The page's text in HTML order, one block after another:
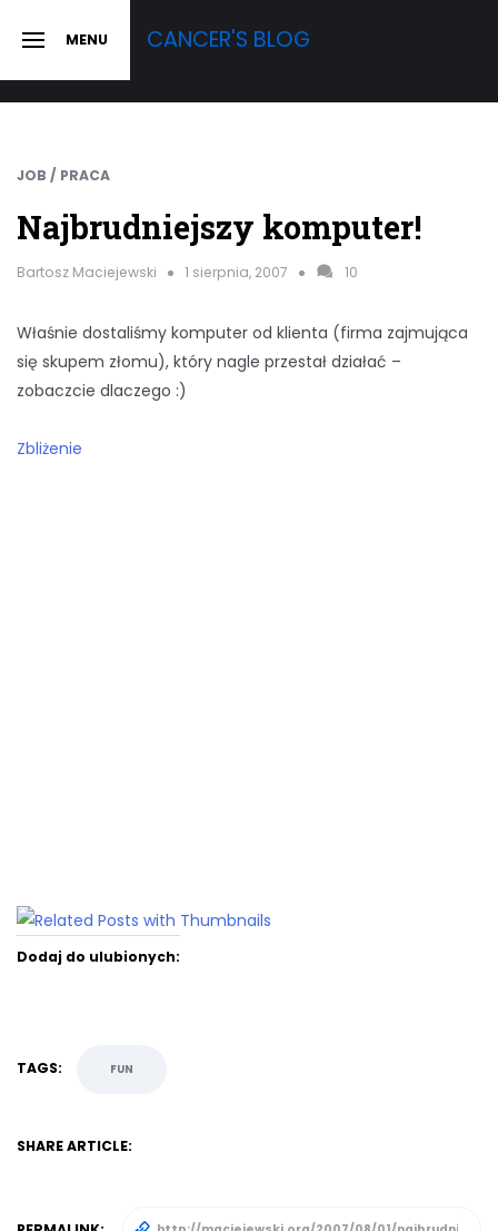
SLIDE MENU CANCER'S BLOG
JOB / PRACA
Najbrudniejszy komputer!
Bartosz Maciejewski 1 sierpnia, 2007 10
Właśnie dostaliśmy komputer od klienta (firma zajmująca
się skupem złomu), który nagle przestał działać –
zobaczcie dlaczego :)
Zbliżenie
Dodaj do ulubionych:
TAGS: FUN
SHARE ARTICLE: